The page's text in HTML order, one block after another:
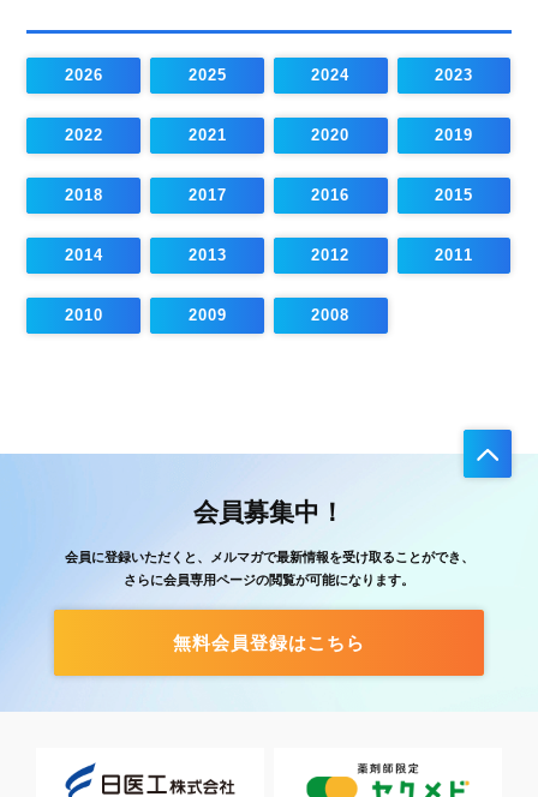
2026 2025 2024 2023
2022 2021 2020 2019
2018 2017 2016 2015
2014 2013 2012 2011
2010 2009 2008
会員募集中！
会員に登録いただくと、メルマガで最新情報を受け取ることができ、
さらに会員専用ページの閲覧が可能になります。
無料会員登録はこちら